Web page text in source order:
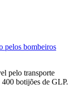
pelos bombeiros
pelo transporte
botijões de GLP.